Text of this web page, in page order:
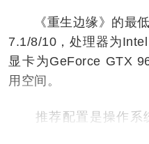
《重生边缘》的最低
7.1/8/10，处理器为
显卡为GeForce GTX
用空间。
推荐配置是操作系
理器为Intel i7 3.4GHz